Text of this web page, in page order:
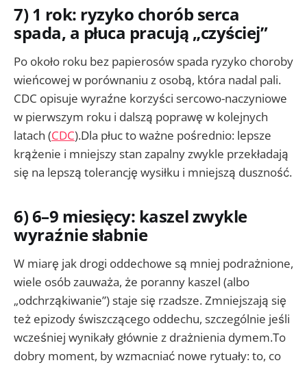
7) 1 rok: ryzyko chorób serca
spada, a płuca pracują „czyściej”
Po około roku bez papierosów spada ryzyko choroby
wieńcowej w porównaniu z osobą, która nadal pali.
CDC opisuje wyraźne korzyści sercowo-naczyniowe
w pierwszym roku i dalszą poprawę w kolejnych
latach (CDC).Dla płuc to ważne pośrednio: lepsze
krążenie i mniejszy stan zapalny zwykle przekładają
się na lepszą tolerancję wysiłku i mniejszą duszność.
6) 6–9 miesięcy: kaszel zwykle
wyraźnie słabnie
W miarę jak drogi oddechowe są mniej podrażnione,
wiele osób zauważa, że poranny kaszel (albo
„odchrząkiwanie”) staje się rzadsze. Zmniejszają się
też epizody świszczącego oddechu, szczególnie jeśli
wcześniej wynikały głównie z drażnienia dymem.To
dobry moment, by wzmacniać nowe rytuały: to, co